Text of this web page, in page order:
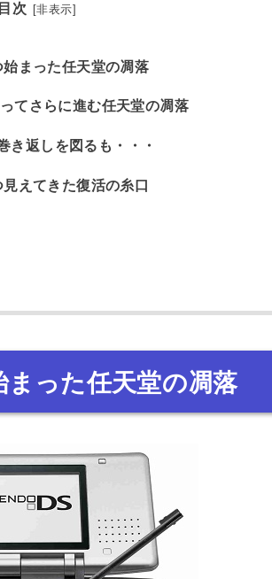
目次 [非表示
まった任天堂の凋落
てさらに進む任天堂の凋落
き返しを図るも・・・
えてきた復活の糸口
った任天堂の凋落